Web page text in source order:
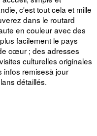
c'est tout cela et mille
dans le routard
en couleur avec des
facilement le pays
cœur ; des adresses
culturelles originales
infos remisesà jour
détaillés.